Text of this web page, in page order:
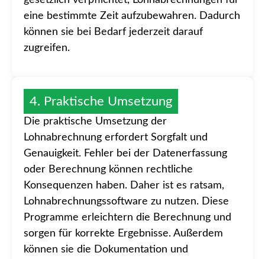
eine bestimmte Zeit aufzubewahren. Dadurch
können sie bei Bedarf jederzeit darauf
zugreifen.
4. Praktische Umsetzung
Die praktische Umsetzung der
Lohnabrechnung erfordert Sorgfalt und
Genauigkeit. Fehler bei der Datenerfassung
oder Berechnung können rechtliche
Konsequenzen haben. Daher ist es ratsam,
Lohnabrechnungssoftware zu nutzen. Diese
Programme erleichtern die Berechnung und
sorgen für korrekte Ergebnisse. Außerdem
können sie die Dokumentation und